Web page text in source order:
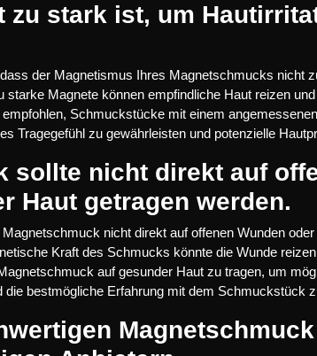
zu stark ist, um
der Magnetismus Ihres Magnetschmucks nicht
starke Magnete können empfindliche Haut reizen
Schmuckstücke mit einem
Tragegefühl zu gewährleisten und potenzielle
sollte nicht direkt auf
Haut getragen werden.
nicht direkt auf offenen Wunden
Kraft des Schmucks könnte die Wunde
auf gesunder Haut zu tragen, um
bestmögliche Erfahrung mit dem Schmuckstück